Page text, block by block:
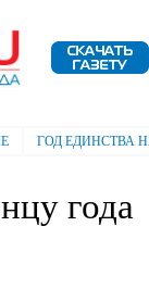
ГОД ЕДИНСТВА
года